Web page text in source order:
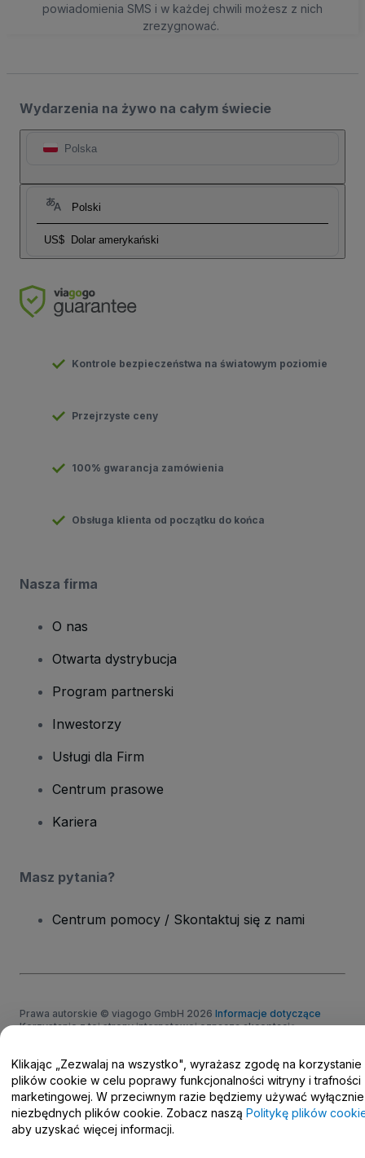
powiadomienia SMS i w każdej chwili możesz z nich
zrezygnować.
Wydarzenia na żywo na całym świecie
Polska
Polski
US$ Dolar amerykański
Kontrole bezpieczeństwa na światowym poziomie
Przejrzyste ceny
100% gwarancja zamówienia
Obsługa klienta od początku do końca
Nasza firma
O nas
Otwarta dystrybucja
Program partnerski
Inwestorzy
Usługi dla Firm
Centrum prasowe
Kariera
Masz pytania?
Centrum pomocy / Skontaktuj się z nami
Prawa autorskie © viagogo GmbH 2026 Informacje dotyczące
Korzystanie z tej strony internetowej oznacza akceptację
Prośba o nieudostępnianie danych osobowych / Twoje wybory w
zakresie prywatności
Klikając „Zezwalaj na wszystko", wyrażasz zgodę na korzystanie
plików cookie w celu poprawy funkcjonalności witryny i trafności
marketingowej. W przeciwnym razie będziemy używać wyłącznie
niezbędnych plików cookie. Zobacz naszą Politykę plików
aby uzyskać więcej informacji.